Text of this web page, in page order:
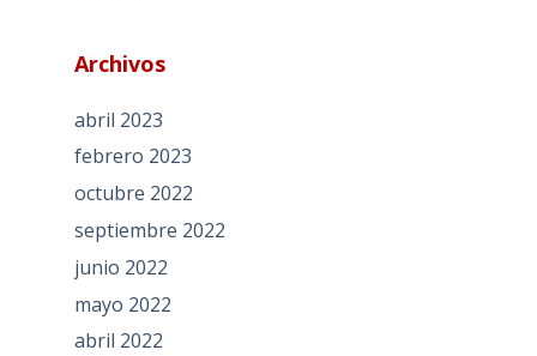
Archivos
abril 2023
febrero 2023
octubre 2022
septiembre 2022
junio 2022
mayo 2022
abril 2022